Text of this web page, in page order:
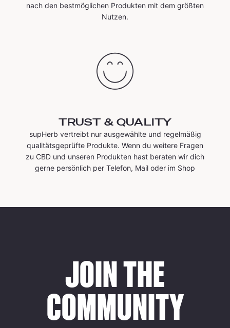
nach den bestmöglichen Produkten mit dem größten
Nutzen.
TRUST & QUALITY
supHerb vertreibt nur ausgewählte und regelmäßig
qualitätsgeprüfte Produkte. Wenn du weitere Fragen
zu CBD und unseren Produkten hast beraten wir dich
gerne persönlich per Telefon, Mail oder im Shop
JOIN THE
COMMUNITY